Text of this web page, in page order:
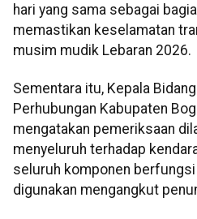
hari yang sama sebagai
memastikan keselamatan
musim mudik Lebaran 2026.
Sementara itu, Kepala
Perhubungan Kabupaten
mengatakan pemeriksaan
menyeluruh terhadap
seluruh komponen
digunakan mengangkut